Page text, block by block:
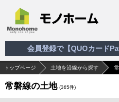
会員登録で【QUOカード
トップページ 土地を沿線から探す
常磐線の土地 (365件)